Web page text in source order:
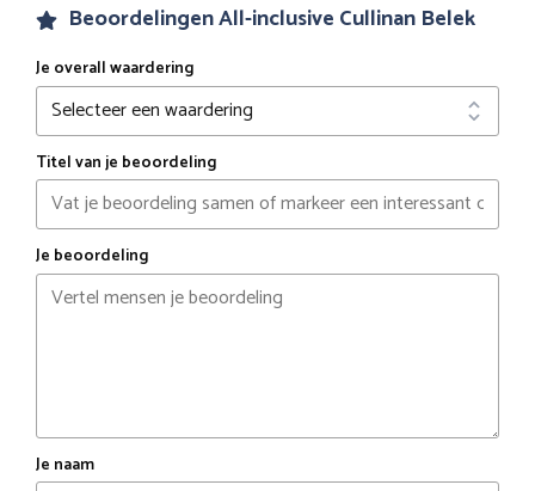
Beoordelingen All-inclusive Cullinan Belek
Je overall waardering
Titel van je beoordeling
Je beoordeling
Je naam